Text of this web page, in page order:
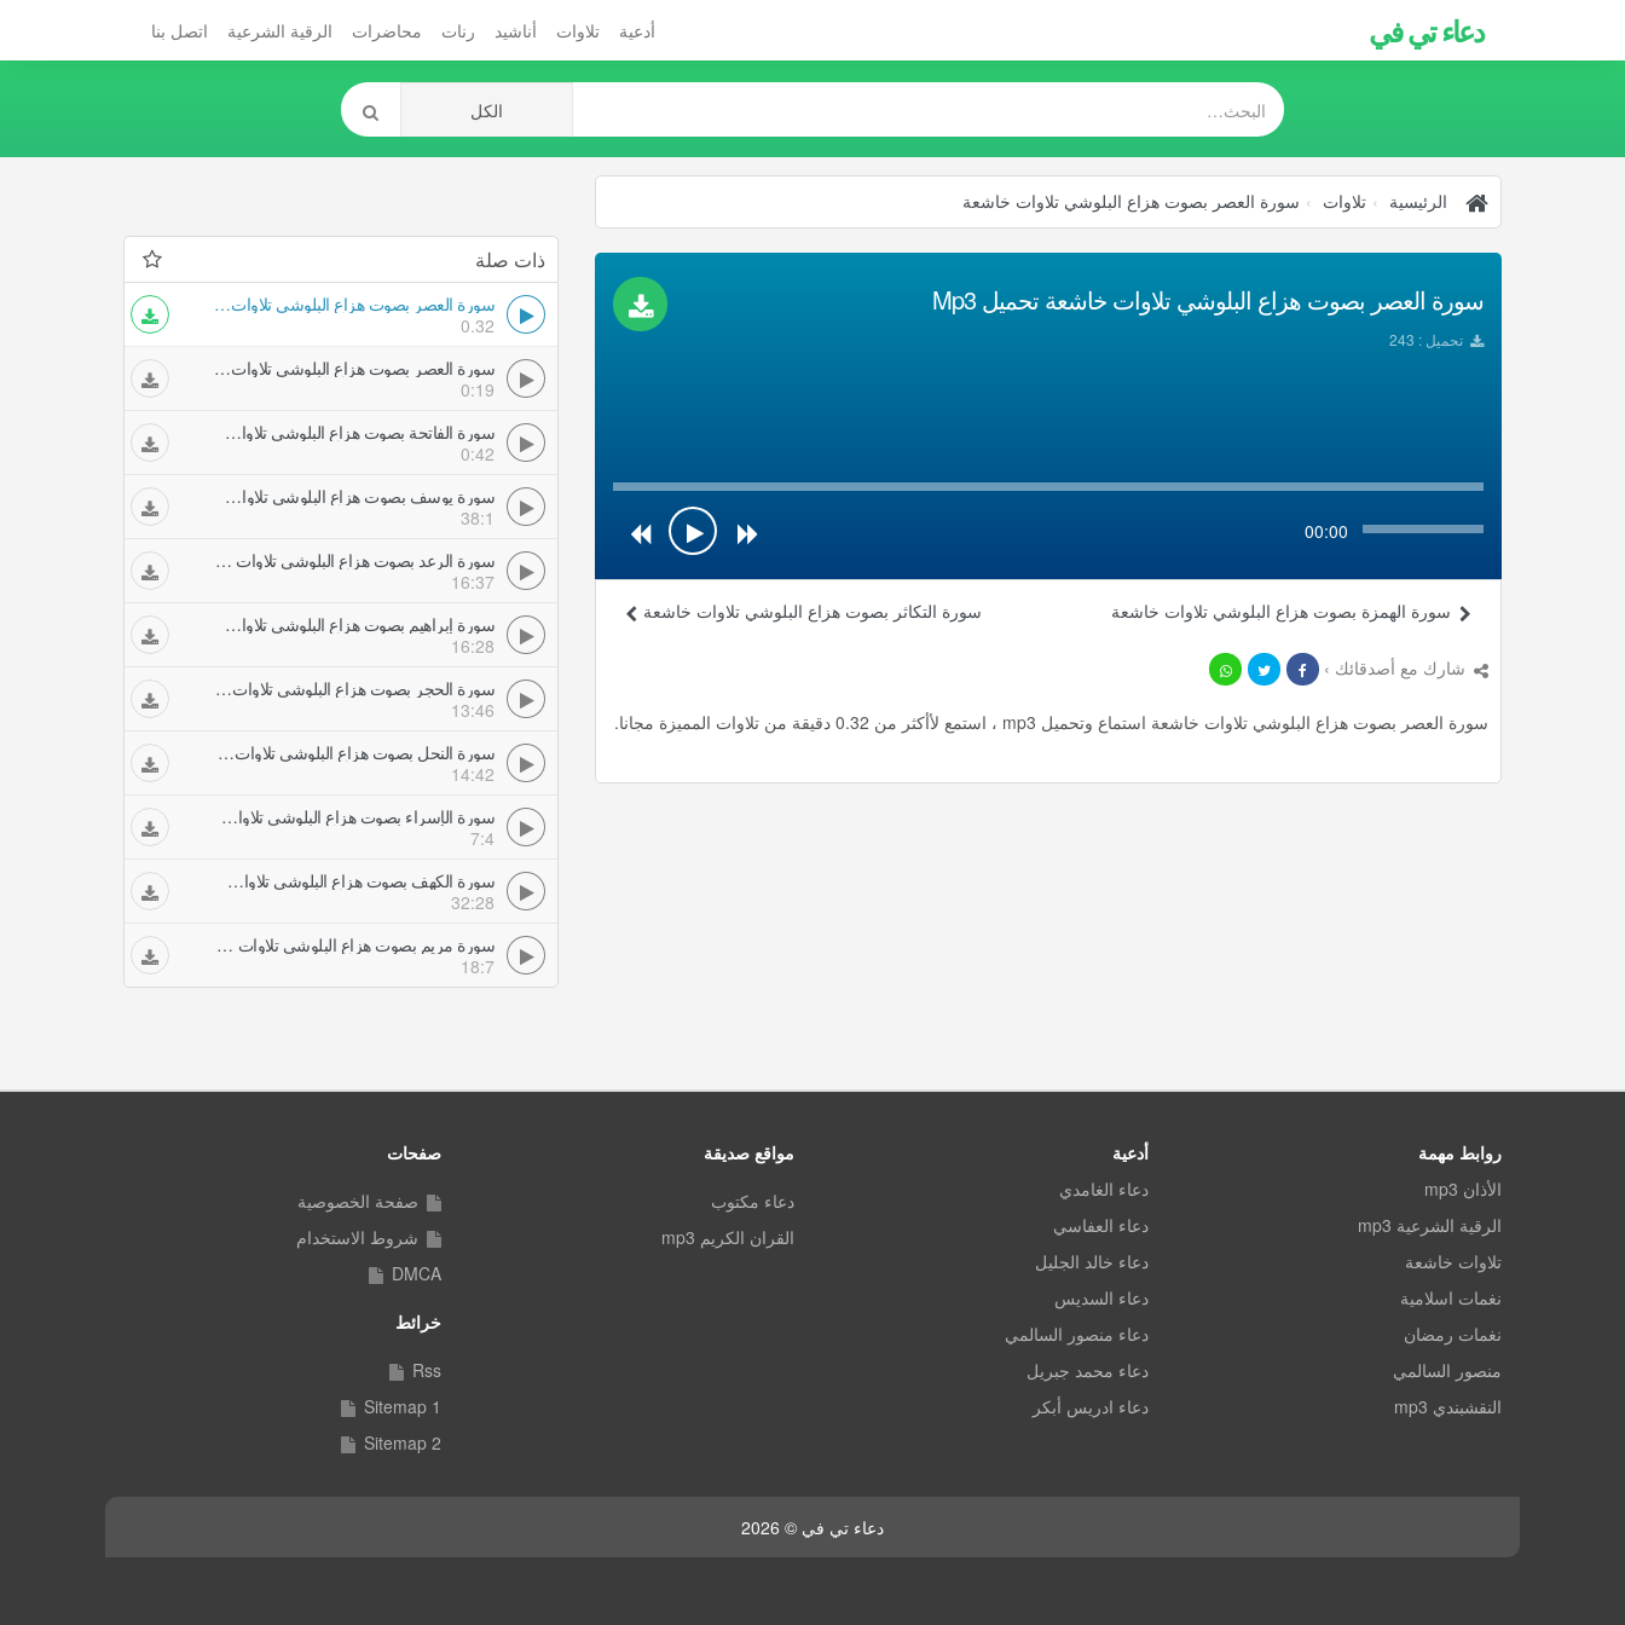
دعاء تي في أدعية تلاوات أناشيد رنات محاضرات الرقية الشرعية اتصل بنا
الرئيسية تلاوات سورة العصر بصوت هزاع البلوشي تلاوات خاشعة
سورة العصر بصوت هزاع البلوشي تلاوات خاشعة تحميل Mp3
تحميل : 243
00:00
سورة التكاثر بصوت هزاع البلوشي تلاوات خاشعة سورة الهمزة بصوت هزاع البلوشي تلاوات خاشعة
شارك مع أصدقائك ›
سورة العصر بصوت هزاع البلوشي تلاوات خاشعة استماع وتحميل mp3 ، استمع لأأكثر من 0.32 دقيقة من تلاوات المميزة مجانا.
ذات صلة
سورة العصر بصوت هزاع البلوشي تلاوات خاشعة
0.32
سورة العصر بصوت هزاع البلوشي تلاوات خاشعة
0:19
سورة الفاتحة بصوت هزاع البلوشي تلاوات خاشعة
0:42
سورة يوسف بصوت هزاع البلوشي تلاوات خاشعة
38:1
سورة الرعد بصوت هزاع البلوشي تلاوات خاشعة
16:37
سورة إبراهيم بصوت هزاع البلوشي تلاوات خاشعة
16:28
سورة الحجر بصوت هزاع البلوشي تلاوات خاشعة
13:46
سورة النحل بصوت هزاع البلوشي تلاوات خاشعة
14:42
سورة الإسراء بصوت هزاع البلوشي تلاوات خاشعة
7:4
سورة الكهف بصوت هزاع البلوشي تلاوات خاشعة
32:28
سورة مريم بصوت هزاع البلوشي تلاوات خاشعة
18:7
روابط مهمة
الأذان mp3
الرقية الشرعية mp3
تلاوات خاشعة
نغمات اسلامية
نغمات رمضان
منصور السالمي
النقشبندي mp3
أدعية
دعاء الغامدي
دعاء العفاسي
دعاء خالد الجليل
دعاء السديس
دعاء منصور السالمي
دعاء محمد جبريل
دعاء ادريس أبكر
مواقع صديقة
دعاء مكتوب
القران الكريم mp3
صفحات
صفحة الخصوصية
شروط الاستخدام
DMCA
خرائط
Rss
Sitemap 1
Sitemap 2
دعاء تي في © 2026